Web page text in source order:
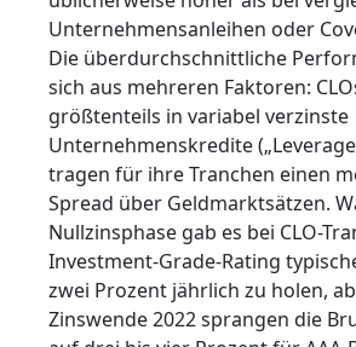
Unternehmensanleihen oder
Die überdurchschnittliche
sich aus mehreren Faktoren:
größtenteils in variabel verzinste
Unternehmenskredite
tragen für ihre Tranchen einen
Spread über Geldmarktsätzen.
Nullzinsphase gab es bei CLO-
Investment-Grade-Rating
zwei Prozent jährlich zu holen,
Zinswende 2022 sprangen die